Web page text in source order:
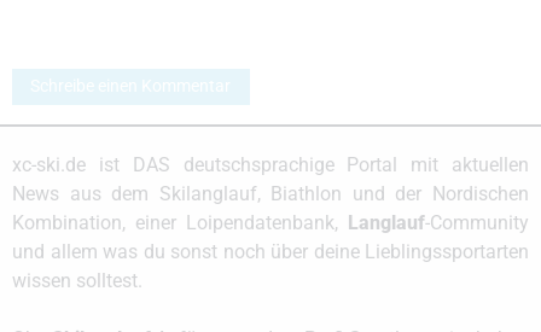
Schreibe einen Kommentar
xc-ski.de ist DAS deutschsprachige Portal mit aktuellen
News aus dem Skilanglauf, Biathlon und der Nordischen
Kombination, einer Loipendatenbank,
Langlauf-Community
und allem was du sonst noch über deine Lieblingssportarten
wissen solltest.